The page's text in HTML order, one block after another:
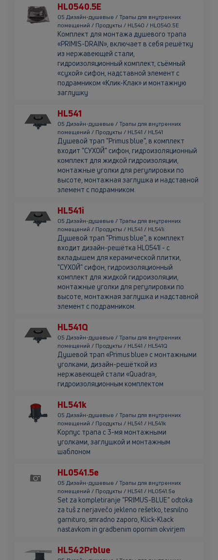
HL0540.5E
05 Дизайн-душевые / Трапы для внутренних
помещений / Продукты / HL540 / HL0540.5E
Комплект для монтажа душевого трапа
«PRIMIS-DRAIN», включает в себя решётку
из нержавеющей стали,
гидроизоляционный комплект, съёмный
«сухой» сифон, надставной элемент с
подрамником «Клик-Клак» и монтажную
заглушку
HL541
05 Дизайн-душевые / Трапы для внутренних
помещений / Продукты / HL541 / HL541
Душевой трап "Primus blue", в комплект
входит "СУХОЙ" сифон, гидроизоляционный
комплект для жидкой гидроизоляции,
монтажные уголки для регулировки по
высоте, монтажная заглушка и надставной
элемент с подрамником.
HL541i
05 Дизайн-душевые / Трапы для внутренних
помещений / Продукты / HL541 / HL541i
Душевой трап "Primus blue", в комплект
входит дизайн-решётка HL0541I - с
вкладышем для керамической плитки,
"СУХОЙ" сифон, гидроизоляционный
комплект для жидкой гидроизоляции,
монтажные уголки для регулировки по
высоте, монтажная заглушка и надставной
элемент с подрамником.
HL541Q
05 Дизайн-душевые / Трапы для внутренних
помещений / Продукты / HL541 / HL541Q
Душевой трап «Primus blue» с монтажными
уголками, дизайн-решёткой из
нержавеющей стали «Quadra»,
гидроизоляционным комплектом
HL541k
05 Дизайн-душевые / Трапы для внутренних
помещений / Продукты / HL541 / HL541k
Корпус трапа с 3-мя монтажными
уголками, заглушкой и монтажным
шаблоном
HL0541.5e
05 Дизайн-душевые / Трапы для внутренних
помещений / Продукты / HL541 / HL0541.5e
Set za kompletiranje "PRIMUS-BLUE" odtoka
za tuš z nerjavečo jekleno rešetko, tesnilno
garnituro, smradno zaporo, Klick-Klack
nastavkom in gradbenim opornim okvirjem
HL542Prblue